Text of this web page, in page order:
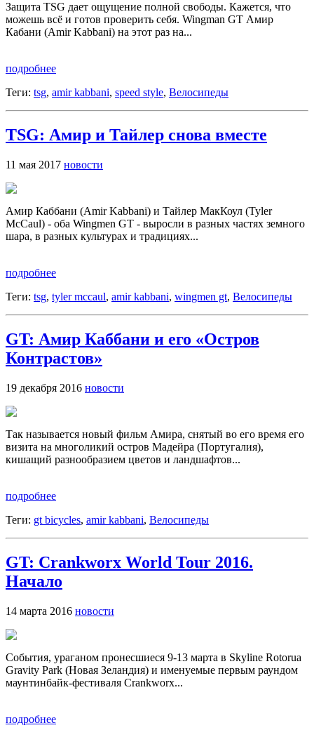
Защита TSG дает ощущение полной свободы. Кажется, что
можешь всё и готов проверить себя. Wingman GT Амир
Кабани (Amir Kabbani) на этот раз на...
подробнее
Теги: tsg, amir kabbani, speed style, Велосипеды
TSG: Амир и Тайлер снова вместе
11 мая 2017 новости
Амир Каббани (Amir Kabbani) и Тайлер МакКоул (Tyler
McCaul) - оба Wingmen GT - выросли в разных частях земного
шара, в разных культурах и традициях...
подробнее
Теги: tsg, tyler mccaul, amir kabbani, wingmen gt, Велосипеды
GT: Амир Каббани и его «Остров
Контрастов»
19 декабря 2016 новости
Так называется новый фильм Амира, снятый во его время его
визита на многоликий остров Мадейра (Португалия),
кишащий разнообразием цветов и ландшафтов...
подробнее
Теги: gt bicycles, amir kabbani, Велосипеды
GT: Crankworx World Tour 2016.
Начало
14 марта 2016 новости
События, ураганом пронесшиеся 9-13 марта в Skyline Rotorua
Gravity Park (Новая Зеландия) и именуемые первым раундом
маунтинбайк-фестиваля Crankworx...
подробнее